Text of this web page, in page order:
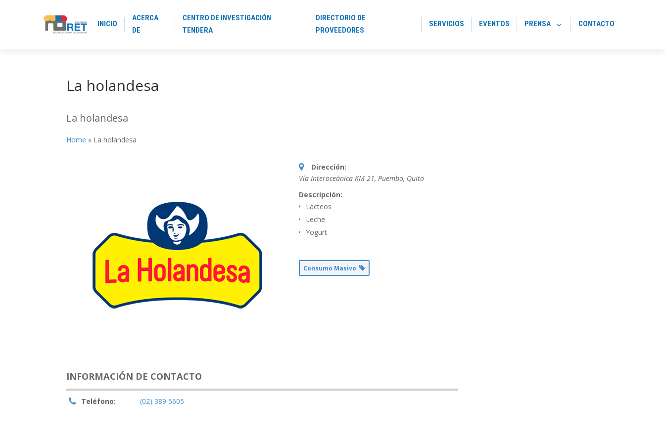
INICIO
ACERCA
DE
CENTRO DE INVESTIGACIÓN
TENDERA
DIRECTORIO DE
PROVEEDORES
SERVICIOS EVENTOS PRENSA CONTACTO
La holandesa
La holandesa
Home » La holandesa
Dirección:
Vía Interoceánica KM 21, Puembo, Quito
Descripción:
Lacteos
Leche
Yogurt
Consumo Masivo
INFORMACIÓN DE CONTACTO
Teléfono: (02) 389 5605